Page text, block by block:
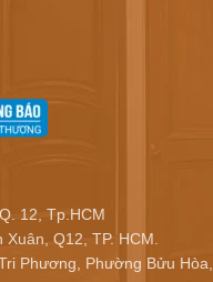
12, Tp.HCM
Q12, TP. HCM.
Phương, Phường Bửu Hòa,